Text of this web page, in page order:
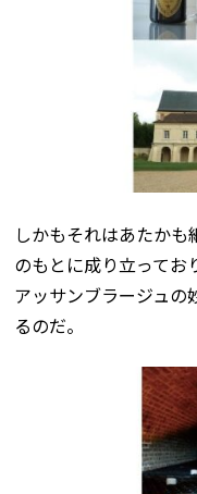
しかもそれはあたか
のもとに成り立ってお
アッサンブラージュの
るのだ。